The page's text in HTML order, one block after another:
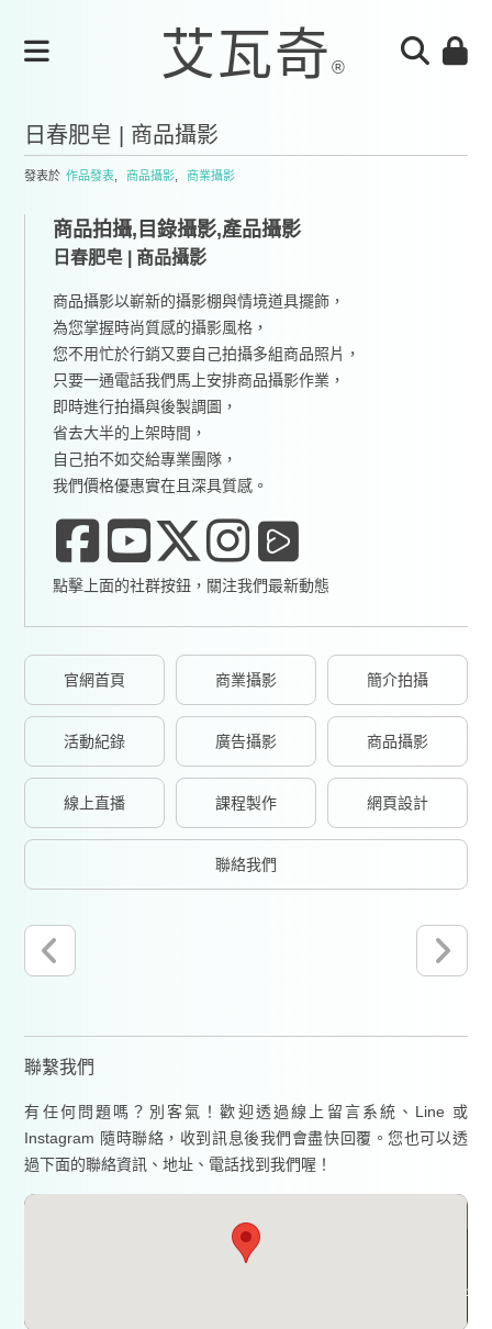
日春肥皂 | 商品攝影
發表於 作品發表 商品攝影 商業攝影
商品拍攝,目錄攝影,產品攝影
日春肥皂 | 商品攝影
商品攝影以嶄新的攝影棚與情境道具擺飾，
為您掌握時尚質感的攝影風格，
您不用忙於行銷又要自己拍攝多組商品照片，
只要一通電話我們馬上安排商品攝影作業，
即時進行拍攝與後製調圖，
省去大半的上架時間，
自己拍不如交給專業團隊，
我們價格優惠實在且深具質感。
點擊上面的社群按鈕，關注我們最新動態
官網首頁 商業攝影 簡介拍攝
活動紀錄 廣告攝影 商品攝影
線上直播 課程製作 網頁設計
聯絡我們
聯繫我們
有任何問題嗎？別客氣！歡迎透過線上留言系統、Line 或
Instagram 隨時聯絡，收到訊息後我們會盡快回覆。您也可以透
過下面的聯絡資訊、地址、電話找到我們喔！